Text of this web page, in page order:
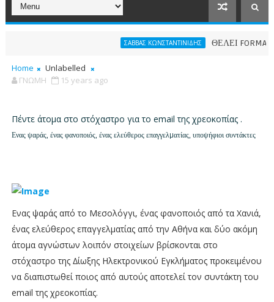
ΣΑΒΒΑΣ ΚΩΝΣΤΑΝΤΙΝΙΔΗΣ ΘΕΛΕΙ FORMAT O ΑΡΗΣ
Home
Unlabelled
ΓΝΩΜΗ
15 years ago
Πέντε άτοµα στο στόχαστρο για το email της χρεοκοπίας .
Ενας ψαράς, ένας φανοποιός, ένας ελεύθερος επαγγελµατίας, υποψήφιοι συντάκτες
Ενας ψαράς από το Μεσολόγγι, ένας φανοποιός από τα Χανιά,
ένας ελεύθερος επαγγελµατίας από την Αθήνα και δύο ακόµη
άτοµα αγνώστων λοιπόν στοιχείων βρίσκονται στο
στόχαστρο της ∆ίωξης Ηλεκτρονικού Εγκλήµατος προκειµένου
να διαπιστωθεί ποιος από αυτούς αποτελεί τον συντάκτη του
email της χρεοκοπίας.